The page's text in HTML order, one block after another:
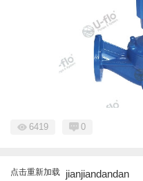
6419 0
点击重新加载 jianjiandandan